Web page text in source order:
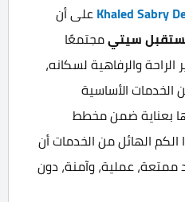
Khaled Sabryعلى أن
سيتيمجتمعًا
والرفاهية لسكانه،
الأساسية
بعناية ضمن مخطط
الهائل من الخدمات أن
ممتعة، عملية، وآمنة، دون